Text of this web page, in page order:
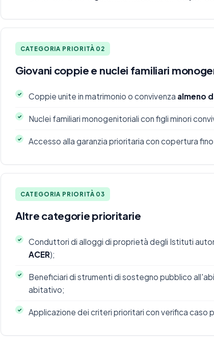
CATEGORIA PRIORITÀ 02
Giovani coppie e nuclei familiari
Coppie unite in matrimonio o convivenza almeno
Nuclei familiari monogenitoriali con figli minori
Accesso alla garanzia prioritaria con copertura
CATEGORIA PRIORITÀ 03
Altre categorie prioritarie
Conduttori di alloggi di proprietà degli Istituti
ACER);
Beneficiari di strumenti di sostegno pubblico
abitativo;
Applicazione dei criteri prioritari con verifica caso